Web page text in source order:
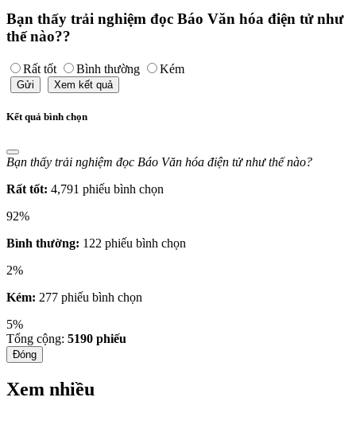
Bạn thấy trải nghiệm đọc Báo Văn hóa điện tử như
thế nào??
Rất tốt Bình thường Kém
Gửi Xem kết quả
Kết quả bình chọn
Bạn thấy trải nghiệm đọc Báo Văn hóa điện tử như thế nào?
Rất tốt: 4,791 phiếu bình chọn
92%
Bình thường: 122 phiếu bình chọn
2%
Kém: 277 phiếu bình chọn
5%
Tổng cộng: 5190 phiếu
Đóng
Xem nhiều